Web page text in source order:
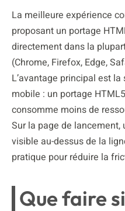
La meilleure expérience
proposant un portage
directement dans la
(Chrome, Firefox, Edge,
L’avantage principal est
mobile : un portage
consomme moins de
Sur la page de lancement,
visible au-dessus de la
pratique pour réduire la
Que faire